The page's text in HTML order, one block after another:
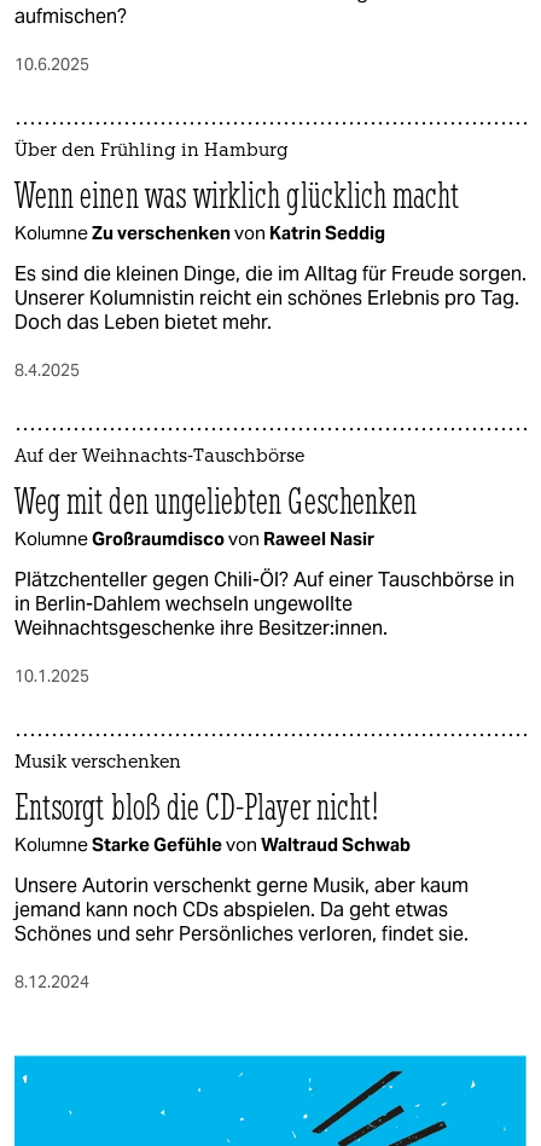
aufmischen?
10.6.2025
Über den Frühling in Hamburg
Wenn einen was wirklich glücklich macht
KolumneZu verschenkenvon Katrin Seddig
Es sind die kleinen Dinge, die im Alltag für Freude sorgen.
Unserer Kolumnistin reicht ein schönes Erlebnis pro Tag.
Doch das Leben bietet mehr.
8.4.2025
Auf der Weihnachts-Tauschbörse
Weg mit den ungeliebten Geschenken
KolumneGroßraumdiscovon Raweel Nasir
Plätzchenteller gegen Chili-Öl? Auf einer Tauschbörse in
in Berlin-Dahlem wechseln ungewollte
Weihnachtsgeschenke ihre Be­sit­ze­r:in­nen.
10.1.2025
Musik verschenken
Entsorgt bloß die CD-Player nicht!
KolumneStarke Gefühlevon Waltraud Schwab
Unsere Autorin verschenkt gerne Musik, aber kaum
jemand kann noch CDs abspielen. Da geht etwas
Schönes und sehr Persönliches verloren, findet sie.
8.12.2024